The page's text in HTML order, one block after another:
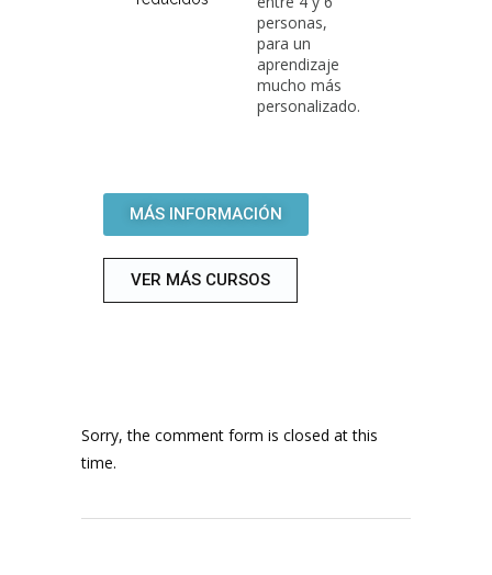
personas,
para un
aprendizaje
mucho más
personalizado.
MÁS INFORMACIÓN
VER MÁS CURSOS
Sorry, the comment form is closed at this
time.